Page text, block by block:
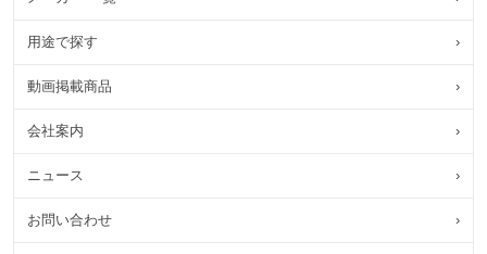
用途で探す ›
動画掲載商品 ›
会社案内 ›
ニュース ›
お問い合わせ ›